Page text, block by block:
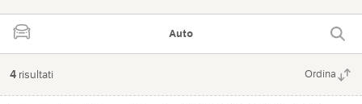
Auto
4 risultati Ordina